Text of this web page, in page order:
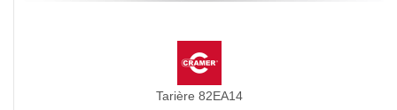
Tarière 82EA14